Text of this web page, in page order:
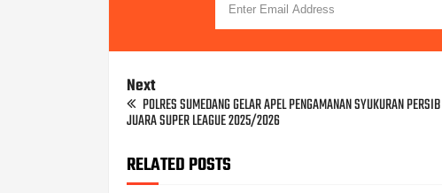
Next
POLRES SUMEDANG GELAR APEL PENGAMANAN SYUKURAN PERSIB
JUARA SUPER LEAGUE 2025/2026
RELATED POSTS